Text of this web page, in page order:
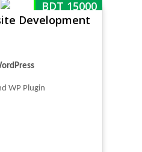
BDT 15000
Development
WP Plugin